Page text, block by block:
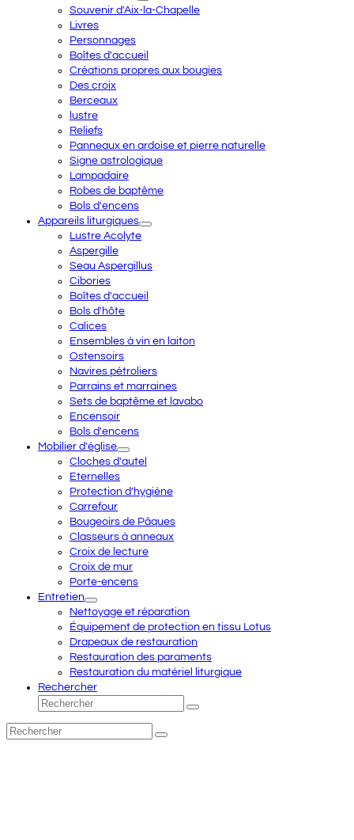
Souvenir d'Aix-la-Chapelle
Livres
Personnages
Boîtes d'accueil
Créations propres aux bougies
Des croix
Berceaux
lustre
Reliefs
Panneaux en ardoise et pierre naturelle
Signe astrologique
Lampadaire
Robes de baptême
Bols d'encens
Appareils liturgiques
Lustre Acolyte
Aspergille
Seau Aspergillus
Cibories
Boîtes d'accueil
Bols d'hôte
Calices
Ensembles à vin en laiton
Ostensoirs
Navires pétroliers
Parrains et marraines
Sets de baptême et lavabo
Encensoir
Bols d'encens
Mobilier d'église
Cloches d'autel
Eternelles
Protection d'hygiène
Carrefour
Bougeoirs de Pâques
Classeurs à anneaux
Croix de lecture
Croix de mur
Porte-encens
Entretien
Nettoyage et réparation
Équipement de protection en tissu Lotus
Drapeaux de restauration
Restauration des paraments
Restauration du matériel liturgique
Rechercher
Rechercher
Envoyer
Rechercher
Envoyer